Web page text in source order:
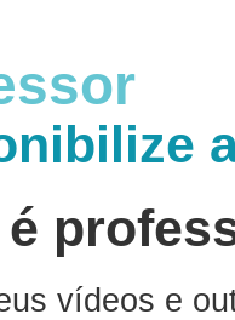
é
vídeos e